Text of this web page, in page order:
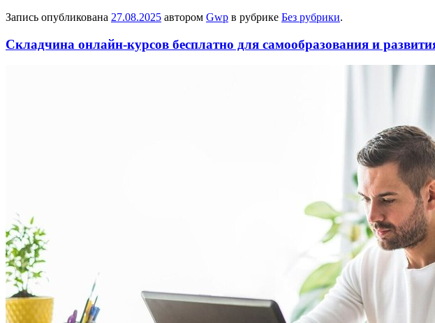
Запись опубликована 27.08.2025 автором Gwp в рубрике Без рубрики.
Складчина онлайн-курсов бесплатно для самообразования и